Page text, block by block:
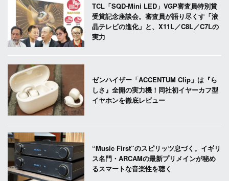
TCL「SQD-Mini LED」VGP審査員特別賞
受賞記念座談会。審査員が語り尽くす「液
晶テレビの進化」と、X11L／C8L／C7Lの
実力
ゼンハイザー「ACCENTUM Clip」は『ら
しさ』全開の実力機！同社初イヤーカフ型
イヤホンを徹底レビュー
“Music First”のスピリッツ息づく。イギリ
ス名門・ARCAMの最新プリメインが秘め
るスマートな音楽性を聴く